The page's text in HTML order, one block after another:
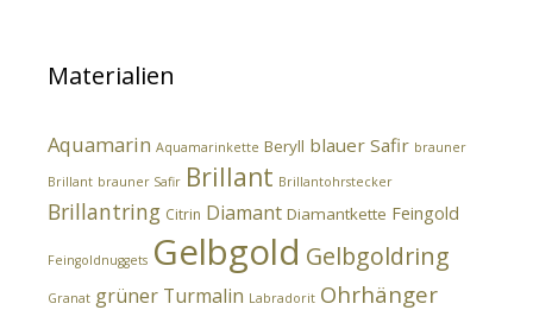
Materialien
Aquamarin Aquamarinkette Beryll blauer Safir brauner
Brillant brauner Safir Brillant Brillantohrstecker
Brillantring Citrin Diamant Diamantkette Feingold
Feingoldnuggets Gelbgold Gelbgoldring
Granat grüner Turmalin Labradorit Ohrhänger